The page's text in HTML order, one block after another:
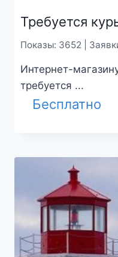
Требуется
Показы: 3652 |
Интернет-
требуется ...
Бесплатно